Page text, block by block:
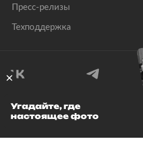
Пресс-релизы
Техподдержка
© 1999–2026 Все
Угадайте, где
настоящее фото